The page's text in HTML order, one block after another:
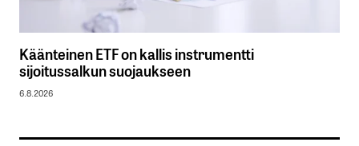
Käänteinen ETF on kallis instrumentti
sijoitussalkun suojaukseen
6.8.2026